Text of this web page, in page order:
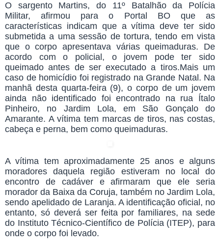
O sargento Martins, do 11º Batalhão da Polícia
Militar, afirmou para o Portal BO que as
características indicam que a vítima deve ter sido
submetida a uma sessão de tortura, tendo em vista
que o corpo apresentava várias queimaduras. De
acordo com o policial, o jovem pode ter sido
queimado antes de ser executado a tiros.Mais um
caso de homicídio foi registrado na Grande Natal. Na
manhã desta quarta-feira (9), o corpo de um jovem
ainda não identificado foi encontrado na rua Ítalo
Pinheiro, no Jardim Lola, em São Gonçalo do
Amarante. A vítima tem marcas de tiros, nas costas,
cabeça e perna, bem como queimaduras.
A vítima tem aproximadamente 25 anos e alguns
moradores daquela região estiveram no local do
encontro de cadáver e afirmaram que ele seria
morador da Baixa da Coruja, também no Jardim Lola,
sendo apelidado de Laranja. A identificação oficial, no
entanto, só deverá ser feita por familiares, na sede
do Instituto Técnico-Científico de Polícia (ITEP), para
onde o corpo foi levado.